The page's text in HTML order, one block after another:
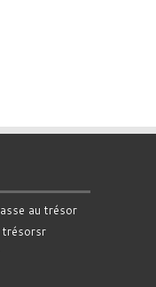
au trésor
trésorsr